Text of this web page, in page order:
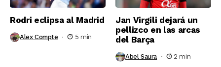
Rodri eclipsa al Madrid
Alex Compte 5 min
Jan Virgili dejará un
pellizco en las arcas
del Barça
Abel Saura 2 min